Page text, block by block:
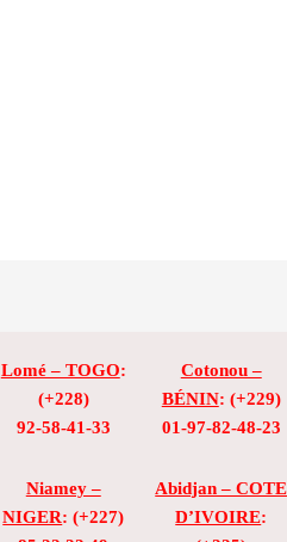
Lomé – TOGO:
(+228)
92-58-41-33
Niamey –
NIGER: (+227)
Cotonou –
BÉNIN: (+229)
01-97-82-48-23
Abidjan – COTE
D’IVOIRE: